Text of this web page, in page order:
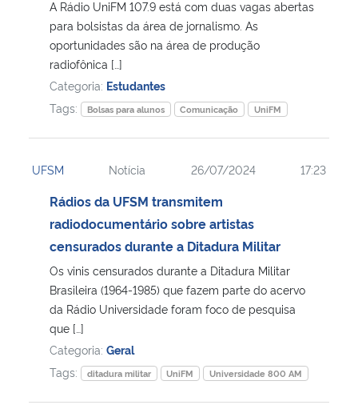
A Rádio UniFM 107.9 está com duas vagas abertas
para bolsistas da área de jornalismo. As
oportunidades são na área de produção
radiofônica […]
Categoria: Estudantes
Tags:
Bolsas para alunos Comunicação UniFM
UFSM Notícia 26/07/2024 17:23
Rádios da UFSM transmitem
radiodocumentário sobre artistas
censurados durante a Ditadura Militar
Os vinis censurados durante a Ditadura Militar
Brasileira (1964-1985) que fazem parte do acervo
da Rádio Universidade foram foco de pesquisa
que […]
Categoria: Geral
Tags:
ditadura militar UniFM Universidade 800 AM